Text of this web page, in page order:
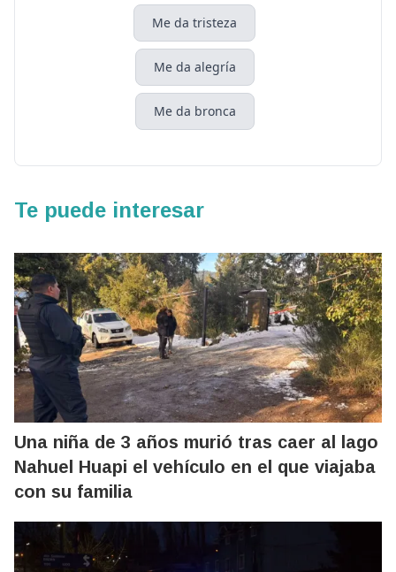
Me da tristeza
Me da alegría
Me da bronca
Te puede interesar
Una niña de 3 años murió tras caer al lago
Nahuel Huapi el vehículo en el que viajaba
con su familia